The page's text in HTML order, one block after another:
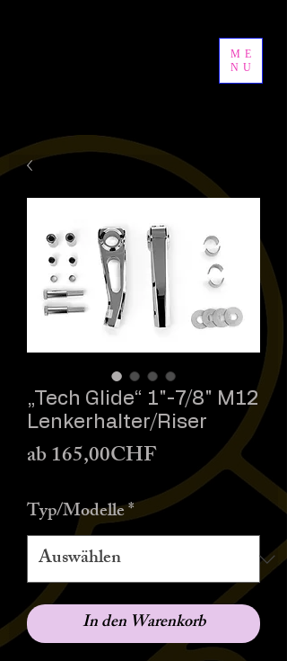
ME
NU
„Tech Glide“ 1"-7/8" M12
Lenkerhalter/Riser
ab165,00CHFSale-
Preis
Typ/Modelle*
In den Warenkorb